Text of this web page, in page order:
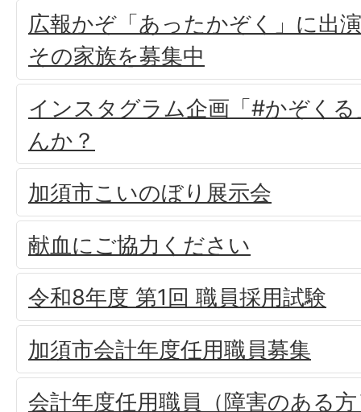
広報かぞ「あったかぞく」に出
その家族を募集中
インスタグラム企画「#かぞく
んか？
加須市こいのぼり展示会
献血にご協力ください
令和8年度 第1回 職員採用試験
加須市会計年度任用職員募集
会計年度任用職員（障害のある